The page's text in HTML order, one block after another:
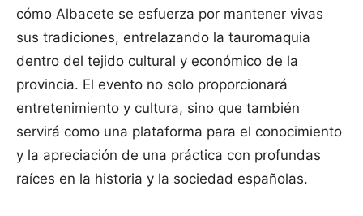
cómo Albacete se esfuerza por mantener vivas
sus tradiciones, entrelazando la tauromaquia
dentro del tejido cultural y económico de la
provincia. El evento no solo proporcionará
entretenimiento y cultura, sino que también
servirá como una plataforma para el conocimiento
y la apreciación de una práctica con profundas
raíces en la historia y la sociedad españolas.